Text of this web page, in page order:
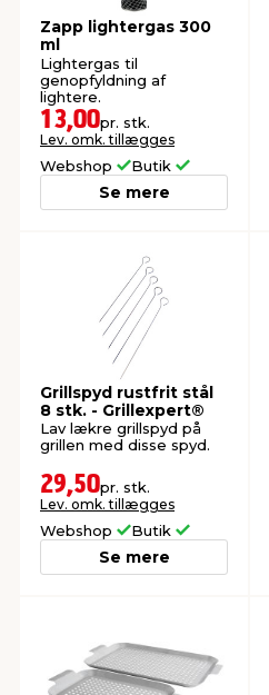
Zapp lightergas 300
ml
Lightergas til
genopfyldning af
lightere.
13,00pr. stk.
Lev. omk. tillægges
Webshop Butik
Se mere
Grillspyd rustfrit stål
8 stk. - Grillexpert®
Lav lækre grillspyd på
grillen med disse spyd.
29,50pr. stk.
Lev. omk. tillægges
Webshop Butik
Se mere